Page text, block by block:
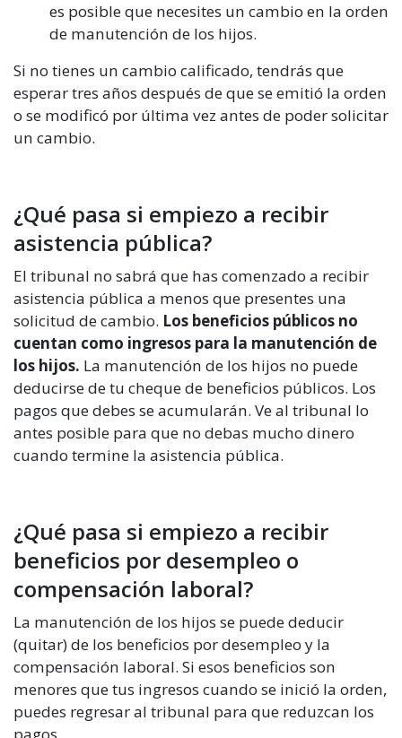
es posible que necesites un cambio en la orden
de manutención de los hijos.
Si no tienes un cambio calificado, tendrás que
esperar tres años después de que se emitió la orden
o se modificó por última vez antes de poder solicitar
un cambio.
¿Qué pasa si empiezo a recibir
asistencia pública?
El tribunal no sabrá que has comenzado a recibir
asistencia pública a menos que presentes una
solicitud de cambio. Los beneficios públicos no
cuentan como ingresos para la manutención de
los hijos. La manutención de los hijos no puede
deducirse de tu cheque de beneficios públicos. Los
pagos que debes se acumularán. Ve al tribunal lo
antes posible para que no debas mucho dinero
cuando termine la asistencia pública.
¿Qué pasa si empiezo a recibir
beneficios por desempleo o
compensación laboral?
La manutención de los hijos se puede deducir
(quitar) de los beneficios por desempleo y la
compensación laboral. Si esos beneficios son
menores que tus ingresos cuando se inició la orden,
puedes regresar al tribunal para que reduzcan los